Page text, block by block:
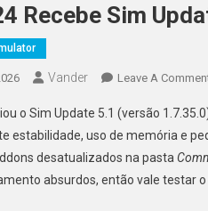
Recebe Sim
Vander Leave A
o Sim Update 5.1 (versão
estabilidade, uso de memória e
desatualizados na pasta
absurdos, então vale testar o